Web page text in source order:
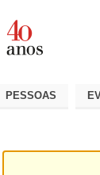
PESSOAS